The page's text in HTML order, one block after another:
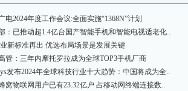
电2024年度工作会议:全面实施“1368N”计划
：已推动超1.4亿台国产智能手机和智能电视适老化..
新标准再出 优选布局场景是发展关键
管：三年内摩托罗拉成为全球TOP3手机厂商
发布2024年全球科技行业十大趋势：中国将成为全..
窝物联网用户已有23.32亿户 占移动网终端连接数..